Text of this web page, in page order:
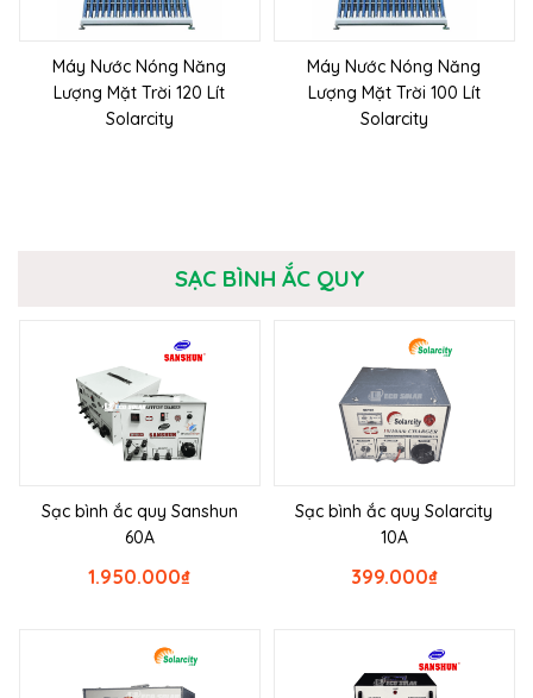
Máy Nước Nóng Năng
Lượng Mặt Trời 120 Lít
Solarcity
Máy Nước Nóng Năng
Lượng Mặt Trời 100 Lít
Solarcity
SẠC BÌNH ẮC QUY
Sạc bình ắc quy Sanshun
60A
₫
1.950.000
Sạc bình ắc quy Solarcity
10A
₫
399.000